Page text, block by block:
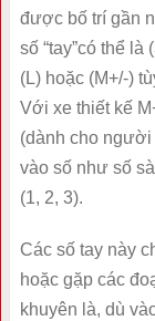
được bố trí gần
số “tay”có thể là
(L) hoặc (M+/-)
Với xe thiết kế
(dành cho người
vào số như số
(1, 2, 3).
Các số tay này
hoặc gặp các
khuyên là, dù